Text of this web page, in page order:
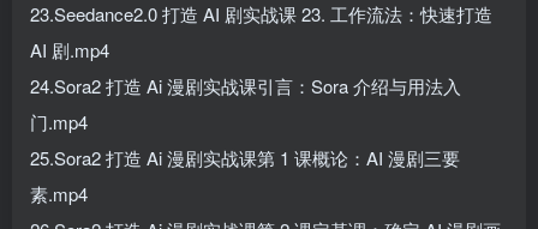
23.Seedance2.0 打造 AI 剧实战课 23. 工作流法：快速打造
AI 剧.mp4
24.Sora2 打造 Ai 漫剧实战课引言：Sora 介绍与用法入
门.mp4
25.Sora2 打造 Ai 漫剧实战课第 1 课概论：AI 漫剧三要
素.mp4